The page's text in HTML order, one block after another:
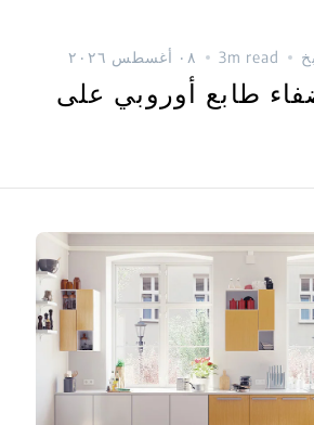
3m read ٠٨ أغسطس ٢٠٢٦
طابع أوروبي على